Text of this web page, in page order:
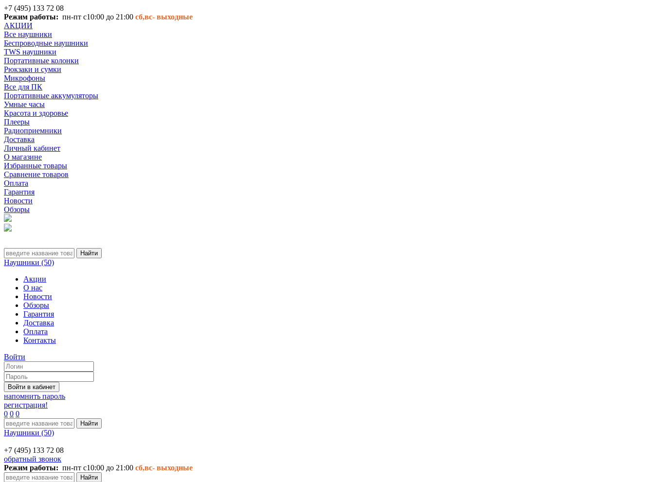
+7 (495) 133 72 08
Режим работы: пн-пт с10:00 до 21:00 сб,вс- выходные
АКЦИИ
Все наушники
Беспроводные наушники
TWS наушники
Портативные колонки
Рюкзаки и сумки
Микрофоны
Все для ПК
Портативные аккумуляторы
Умные часы
Красота и здоровье
Плееры
Радиоприемники
Доставка
Личный кабинет
О магазине
Избранные товары
Сравнение товаров
Оплата
Гарантия
Новости
Обзоры
Наушники (50)
Акции
О нас
Новости
Обзоры
Гарантия
Доставка
Оплата
Контакты
Войти
напомнить пароль
регистрация!
0 0 0
Наушники (50)
+7 (495) 133 72 08
обратный звонок
Режим работы: пн-пт с10:00 до 21:00 сб,вс- выходные